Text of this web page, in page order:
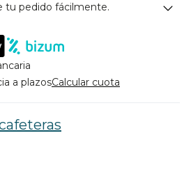
tu pedido fácilmente.
a plazosCalcular cuota